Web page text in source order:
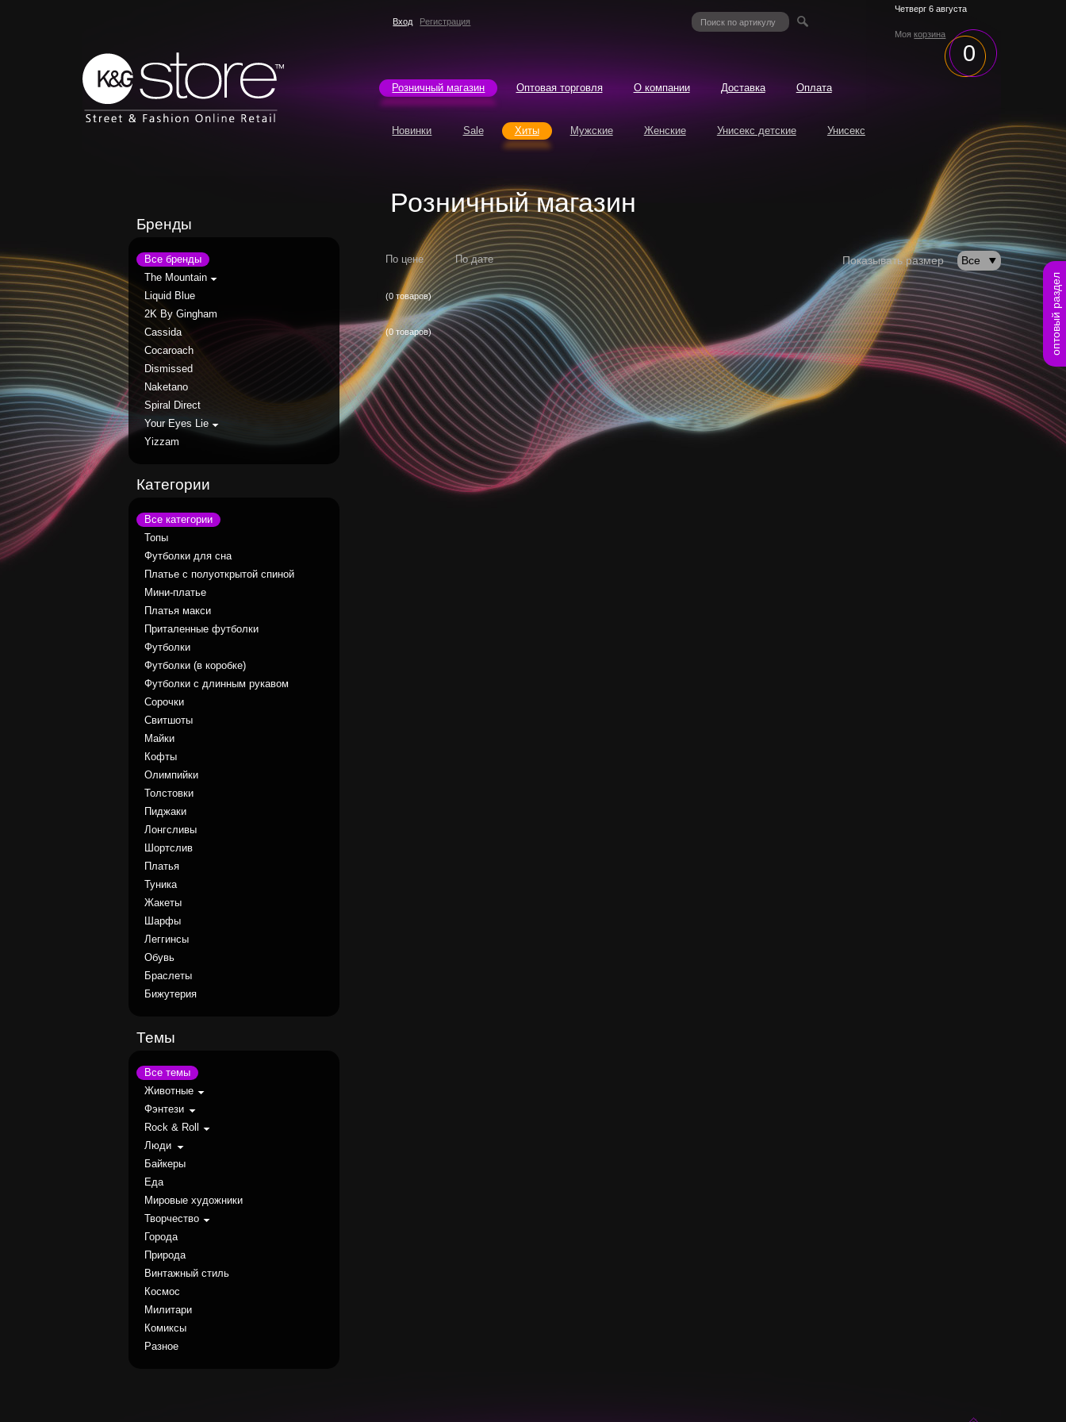
оптовый раздел
Вход Регистрация
Четверг 6 августа
Моякорзина
0
Розничный магазин Оптовая торговля О компании Доставка Оплата
Новинки Sale Хиты Мужские Женские Унисекс детские Унисекс
Розничный магазин
Бренды
Все бренды
The Mountain
Liquid Blue
2K By Gingham
Cassida
Cocaroach
Dismissed
Naketano
Spiral Direct
Your Eyes Lie
Yizzam
Категории
Все категории
Топы
Футболки для сна
Платье с полуоткрытой спиной
Мини-платье
Платья макси
Приталенные футболки
Футболки
Футболки (в коробке)
Футболки с длинным рукавом
Сорочки
Свитшоты
Майки
Кофты
Олимпийки
Толстовки
Пиджаки
Лонгсливы
Шортслив
Платья
Туника
Жакеты
Шарфы
Леггинсы
Обувь
Браслеты
Бижутерия
Темы
Все темы
Животные
Фэнтези
Rock & Roll
Люди
Байкеры
Еда
Мировые художники
Творчество
Города
Природа
Винтажный стиль
Космос
Милитари
Комиксы
Разное
По цене По дате Показывать размер Все
(0 товаров)
(0 товаров)